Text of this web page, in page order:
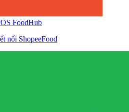
FoodHub
nối ShopeeFood